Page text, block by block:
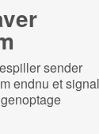
sender
endnu et signal